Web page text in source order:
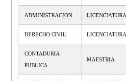
ADMINISTRACION LICENCIATURA
DERECHO CIVIL LICENCIATURA
CONTADURIA
PUBLICA
MAESTRIA